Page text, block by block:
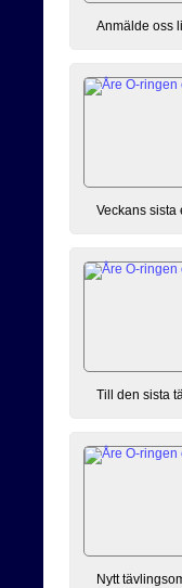
Anmälde oss
Veckans sista
Till den sista
Nytt